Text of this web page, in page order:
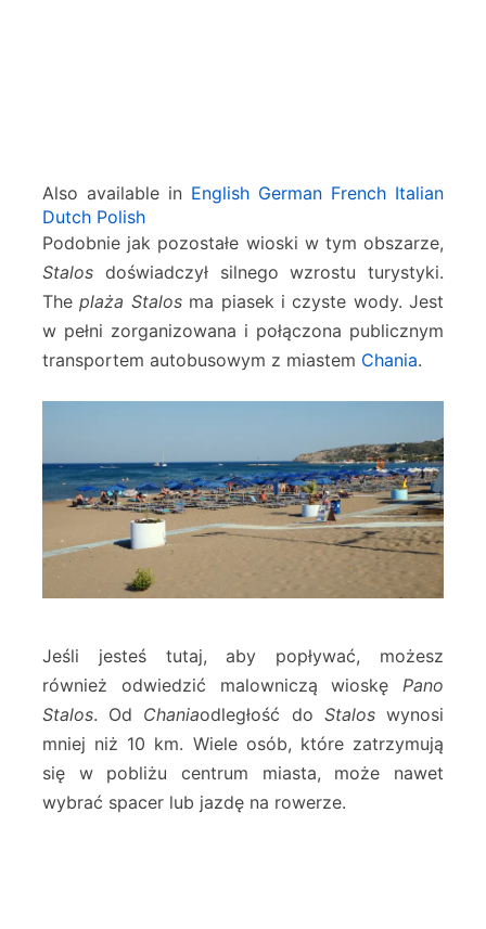
Also available in English German French Italian
Dutch Polish
Podobnie jak pozostałe wioski w tym obszarze,
Stalos doświadczył silnego wzrostu turystyki.
Theplaża Stalosma piasek i czyste wody. Jest
w pełni zorganizowana i połączona publicznym
transportem autobusowym z miastem Chania.
Jeśli jesteś tutaj, aby popływać, możesz
również odwiedzić malowniczą wioskę Pano
Stalos. Od Chaniaodległość do Staloswynosi
mniej niż 10 km. Wiele osób, które zatrzymują
się w pobliżu centrum miasta, może nawet
wybrać spacer lub jazdę na rowerze.